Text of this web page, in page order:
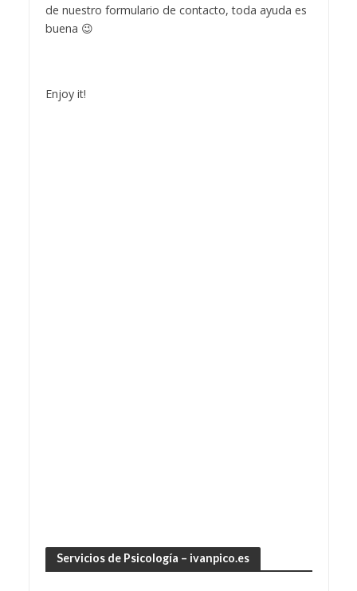
de nuestro formulario de contacto, toda ayuda es
buena 😉
Enjoy it!
Servicios de Psicología – ivanpico.es